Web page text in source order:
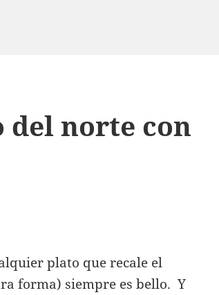
norte con
plato que recale el
forma) siempre es bello. Y